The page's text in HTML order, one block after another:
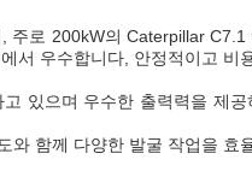
로 200kW의 Caterpillar
서 우수합니다, 안정적이고 비
있으며 우수한 출력력을 제
함께 다양한 발굴 작업을 효